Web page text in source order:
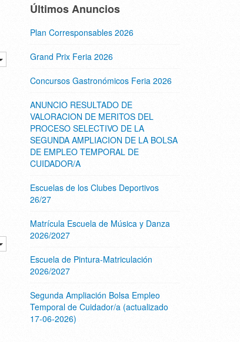
Últimos Anuncios
Plan Corresponsables 2026
Grand Prix Feria 2026
Concursos Gastronómicos Feria 2026
ANUNCIO RESULTADO DE
VALORACION DE MERITOS DEL
PROCESO SELECTIVO DE LA
SEGUNDA AMPLIACION DE LA BOLSA
DE EMPLEO TEMPORAL DE
CUIDADOR/A
Escuelas de los Clubes Deportivos
26/27
Matrícula Escuela de Música y Danza
2026/2027
Escuela de Pintura-Matriculación
2026/2027
Segunda Ampliación Bolsa Empleo
Temporal de Cuidador/a (actualizado
17-06-2026)